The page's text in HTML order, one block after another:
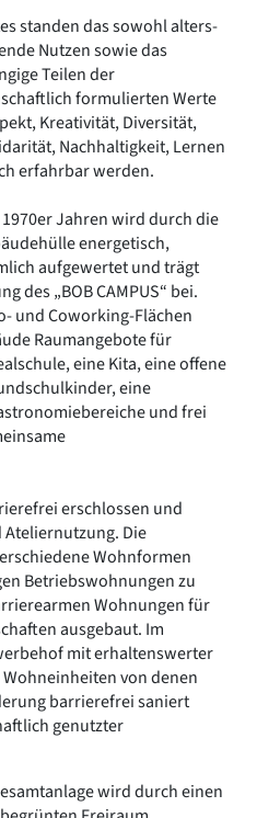
standen das sowohl alters-
Nutzen sowie das
Teilen der
formulierten Werte
Kreativität, Diversität,
Nachhaltigkeit, Lernen
erfahrbar werden.
Jahren wird durch die
energetisch,
aufgewertet und trägt
des „BOB CAMPUS“ bei.
und Coworking-Flächen
Raumangebote für
eine Kita, eine offene
eine
und frei
erschlossen und
Die
Wohnformen
Betriebswohnungen zu
Wohnungen für
ausgebaut. Im
mit erhaltenswerter
von denen
barrierefrei saniert
genutzter
wird durch einen